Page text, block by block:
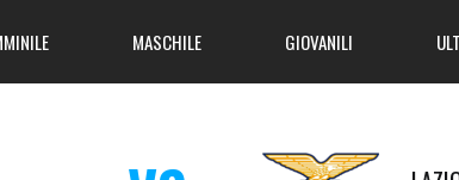
MASCHILE GIOVANILI